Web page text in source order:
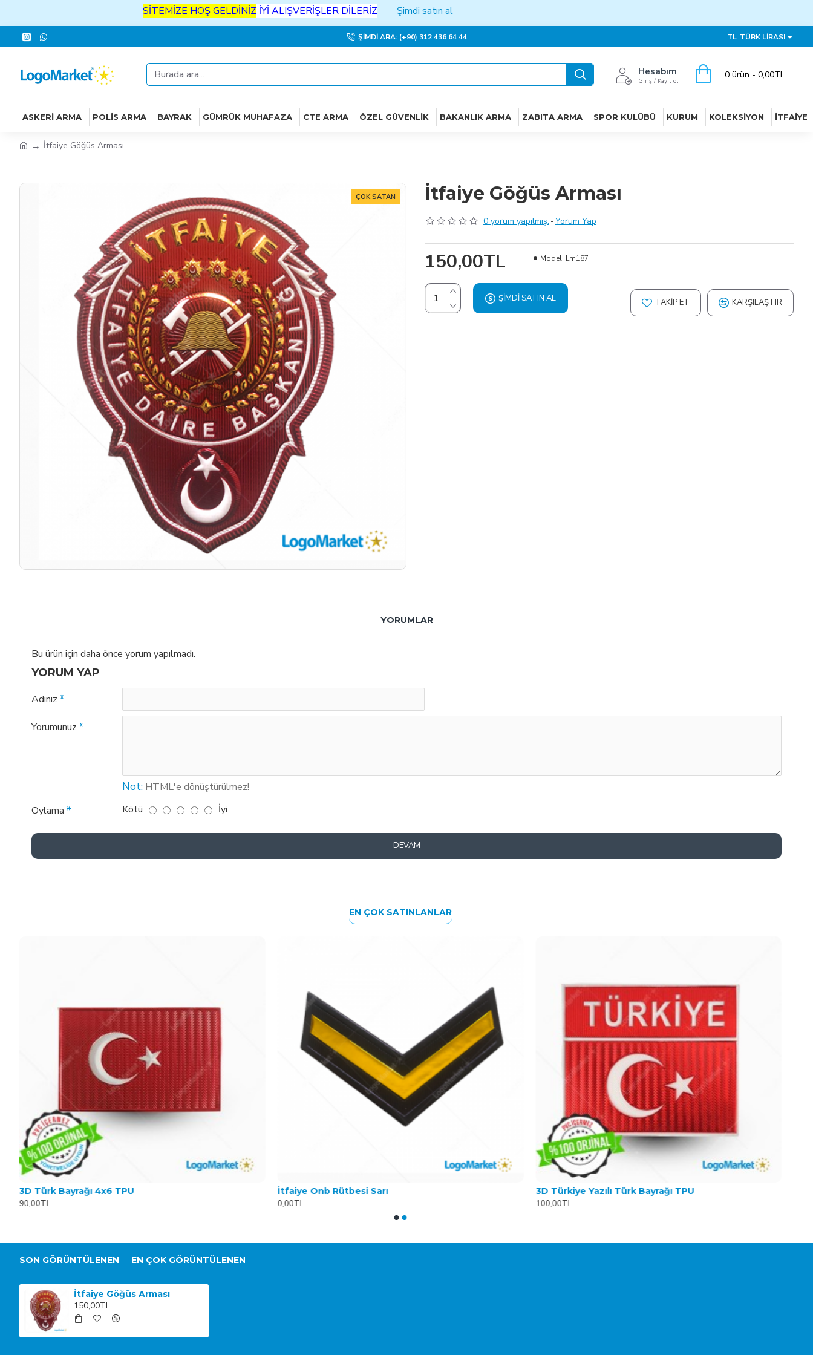
SİTEMİZEHOŞGELDİNİZİYİALIŞVERİŞLER DİLERİZ Şimdi satın al
ŞIMDI ARA: (+90) 312 436 64 44 TL TÜRK LIRASI
Hesabım
Giriş / Kayıt ol
0 ürün - 0,00TL
ASKERI ARMA POLIS ARMA BAYRAK GÜMRÜK MUHAFAZA CTE ARMA ÖZEL GÜVENLIK BAKANLIK ARMA ZABITA ARMA SPOR KULÜBÜ KURUM KOLEKSIYON İTFAIYE
İtfaiye Göğüs Arması
ÇOK SATAN İtfaiye Göğüs Arması
0 yorum yapılmış. -Yorum Yap
150,00TL Model: Lm187
ŞIMDI SATIN AL TAKIP ET KARŞILAŞTIR
YORUMLAR
Bu ürün için daha önce yorum yapılmadı.
YORUM YAP
Adınız
Yorumunuz
Not: HTML'e dönüştürülmez!
Oylama
Kötü İyi
DEVAM
EN ÇOK SATINLANLAR
3D Türk Bayrağı 4x6 TPU
90,00TL
İtfaiye Onb Rütbesi Sarı
0,00TL
3D Türkiye Yazılı Türk Bayrağı TPU
100,00TL
SON GÖRÜNTÜLENEN EN ÇOK GÖRÜNTÜLENEN
İtfaiye Göğüs Arması
150,00TL